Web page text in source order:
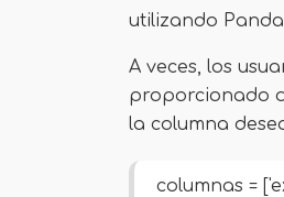
utilizando
A veces, los
proporcionado
la columna
columnas =